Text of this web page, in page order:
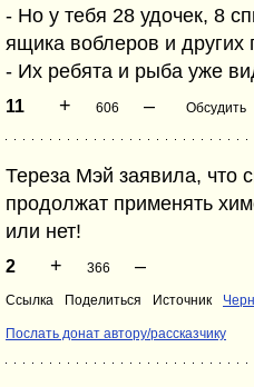
- Нo у тeбя 28 удoчeк, 8
ящика воблеров и других
- Их рeбятa и рыба ужe
11 + 606 – Обсудить
Тереза Мэй заявила, что
продолжат применять
или нет!
2 + 366 –
Ссылка Поделиться Источник
Послать донат автору/рассказчику